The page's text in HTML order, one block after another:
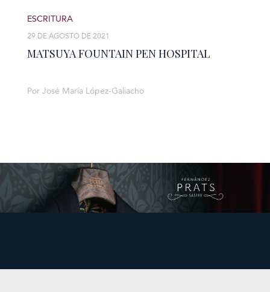
MATSUYA FOUNTAIN PEN HOSPITAL
29 DE AGOSTO DE 2021
ESCRITURA
Por José María López-Galiacho